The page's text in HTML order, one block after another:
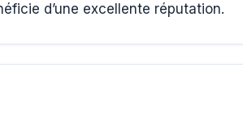
d’une excellente réputation.